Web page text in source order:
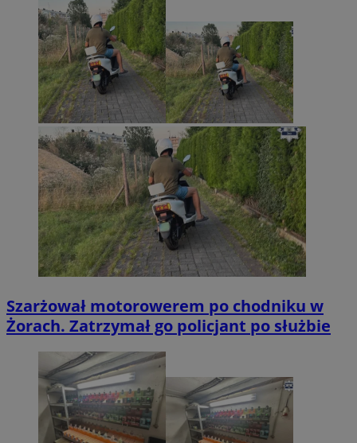
Szarżował motorowerem po chodniku w
Żorach. Zatrzymał go policjant po służbie